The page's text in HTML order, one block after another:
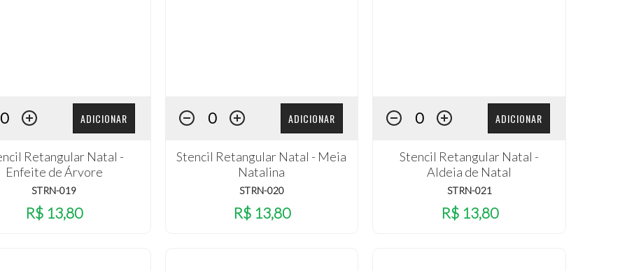
ADICIONAR
Retangular Natal -
Enfeite de Árvore
STRN-019
R$ 13,80
ADICIONAR
Stencil Retangular Natal - Meia
Natalina
STRN-020
R$ 13,80
ADICIONAR
Stencil Retangular Natal -
Aldeia de Natal
STRN-021
R$ 13,80